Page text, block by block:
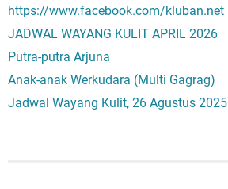
https://www.facebook.com/kluban.net
JADWAL WAYANG KULIT APRIL 2026
Putra-putra Arjuna
Anak-anak Werkudara (Multi Gagrag)
Jadwal Wayang Kulit, 26 Agustus 2025